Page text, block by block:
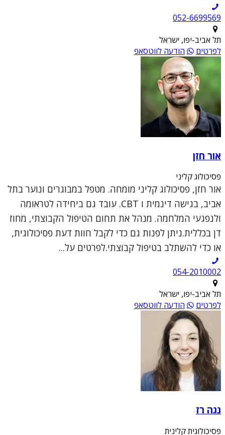
052-6699569
תל אביב-יפו, ישראל
לפרטים
הודעה לווטסאפ
אור חזן
פסיכולוג קליני
אור חזן, פסיכולוג קליני מומחה. מטפל במבוגרים ונוער בתל
אביב, בגישה דינמית ו CBT. עובד גם ביחידה לטראומה
ולנפגעי המלחמה. מנהל את תחום הטיפול הקבוצתי, מחוז
דן בכללית.ניתן לפנות גם כדי לקבל חוות דעת פסיכולוגית,
או כדי להשתלב בטיפול קבוצתי.לפרטים על...
054-2010002
תל אביב-יפו, ישראל
לפרטים
הודעה לווטסאפ
נגה רז
פסיכולוגית קלינית